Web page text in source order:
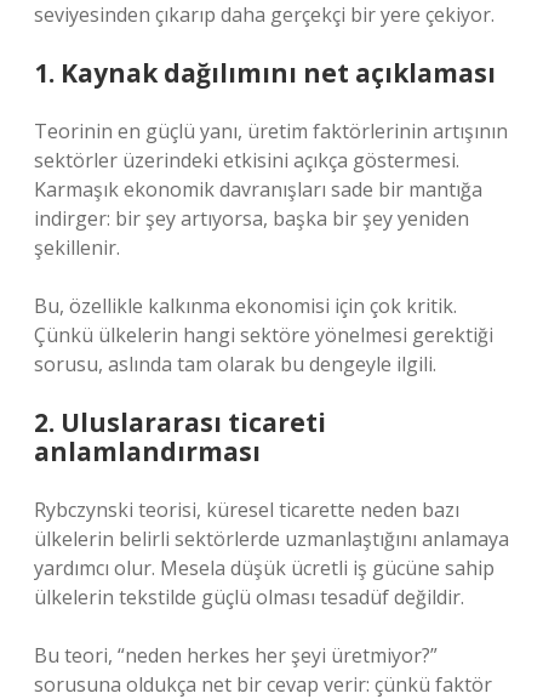
seviyesinden çıkarıp daha gerçekçi bir yere çekiyor.
1. Kaynak dağılımını net açıklaması
Teorinin en güçlü yanı, üretim faktörlerinin artışının
sektörler üzerindeki etkisini açıkça göstermesi.
Karmaşık ekonomik davranışları sade bir mantığa
indirger: bir şey artıyorsa, başka bir şey yeniden
şekillenir.
Bu, özellikle kalkınma ekonomisi için çok kritik.
Çünkü ülkelerin hangi sektöre yönelmesi gerektiği
sorusu, aslında tam olarak bu dengeyle ilgili.
2. Uluslararası ticareti
anlamlandırması
Rybczynski teorisi, küresel ticarette neden bazı
ülkelerin belirli sektörlerde uzmanlaştığını anlamaya
yardımcı olur. Mesela düşük ücretli iş gücüne sahip
ülkelerin tekstilde güçlü olması tesadüf değildir.
Bu teori, “neden herkes her şeyi üretmiyor?”
sorusuna oldukça net bir cevap verir: çünkü faktör